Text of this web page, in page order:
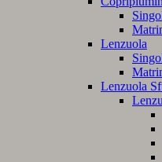
Lenzuola
Lenzuola